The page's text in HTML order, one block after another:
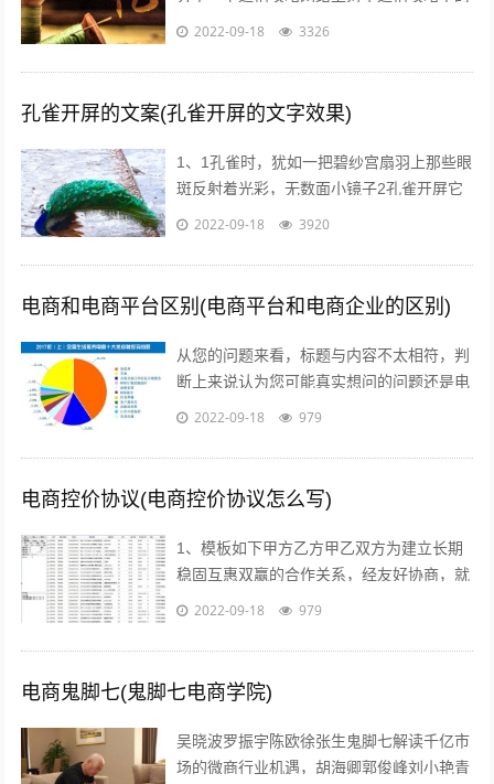
服饰画风妆容都一致的满意，非常符合历史
2022-09-18 3326
孔雀开屏的文案(孔雀开屏的文字效果)
1、1孔雀时，犹如一把碧纱宫扇羽上那些眼
斑反射着光彩，无数面小镜子2孔雀开屏它
的羽毛吸引着每一个人，但我呢，但其他人
2022-09-18 3920
电商和电商平台区别(电商平台和电商企业的区别)
从您的问题来看，标题与内容不太相符，判
断上来说认为您可能真实想问的问题还是电
商真的挣钱吗能挣多少美容的行业怎么样在
2022-09-18 979
电商控价协议(电商控价协议怎么写)
1、模板如下甲方乙方甲乙双方为建立长期
稳固互惠双赢的合作关系，经友好协商，就
具体合作事宜达成如下协议一合作期限，本
2022-09-18 979
电商鬼脚七(鬼脚七电商学院)
吴晓波罗振宇陈欧徐张生鬼脚七解读千亿市
场的微商行业机遇，胡海卿郭俊峰刘小艳青